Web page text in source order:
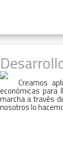
Creamos
económicas para
marcha a través
nosotros lo